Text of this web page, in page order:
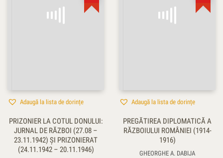
Adaugă la lista de dorințe
PRIZONIER LA COTUL DONULUI:
JURNAL DE RĂZBOI (27.08 –
23.11.1942) ŞI PRIZONIERAT
(24.11.1942 – 20.11.1946)
Adaugă la lista de dorințe
PREGĂTIREA DIPLOMATICĂ A
RĂZBOIULUI ROMÂNIEI (1914-
1916)
GHEORGHE A. DABIJA